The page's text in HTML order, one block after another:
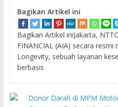
Bagikan Artikel ini
Bagikan Artikel iniJakarta,
FINANCIAL (AIA) secara resmi
Longevity, sebuah layanan
berbasis